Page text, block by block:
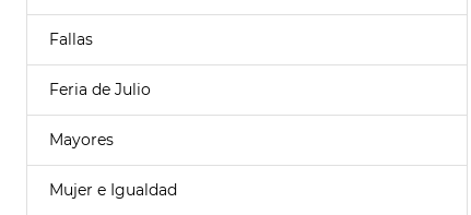
Fallas
Feria de Julio
Mayores
Mujer e Igualdad